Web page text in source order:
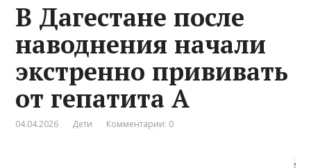
В Дагестане после
наводнения начали
экстренно прививать
от гепатита А
04.04.2026 Дети Комментарии: 0